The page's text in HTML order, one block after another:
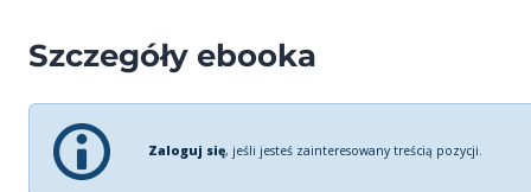
Szczegóły ebooka
Zaloguj się, jeśli jesteś zainteresowany treścią pozycji.